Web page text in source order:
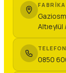
FABRIKA
Altıeylül
TELEFON
0850